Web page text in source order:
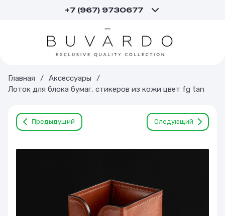
+7 (967) 9730677
Главная / Аксессуары
/
Лоток для блока бумаг, стикеров из кожи цвет fg tan
Предыдущий Следующий